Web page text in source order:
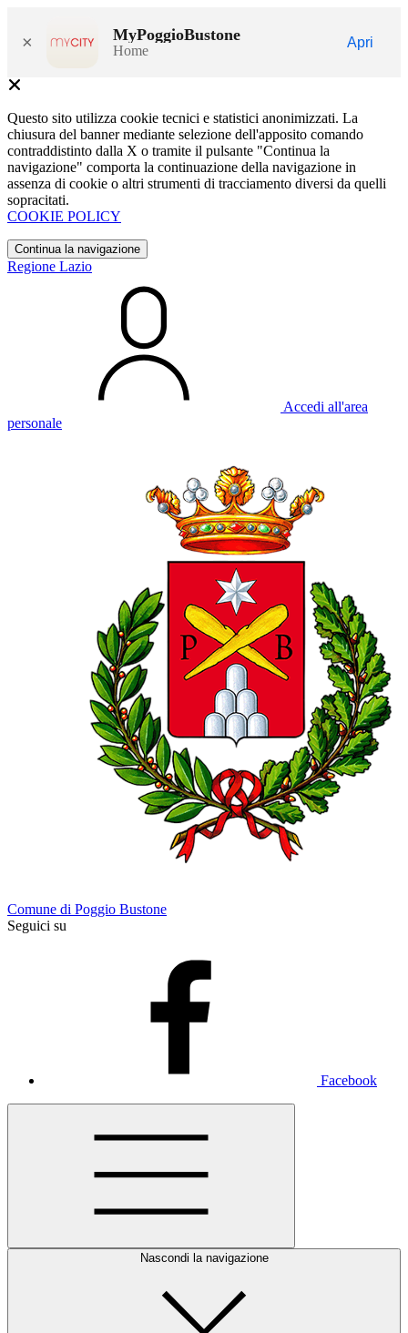
× MyPoggioBustone
Home
Apri
Questo sito utilizza cookie tecnici e statistici anonimizzati. La
chiusura del banner mediante selezione dell'apposito comando
contraddistinto dalla X o tramite il pulsante "Continua la
navigazione" comporta la continuazione della navigazione in
assenza di cookie o altri strumenti di tracciamento diversi da quelli
sopracitati.
COOKIE POLICY
Continua la navigazione
Regione Lazio
Accedi all'area
personale
Comune di Poggio Bustone
Seguici su
Facebook
Nascondi la navigazione